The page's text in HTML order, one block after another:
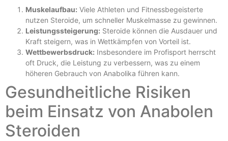
Muskelaufbau: Viele Athleten und Fitnessbegeisterte
nutzen Steroide, um schneller Muskelmasse zu gewinnen.
Leistungssteigerung: Steroide können die Ausdauer und
Kraft steigern, was in Wettkämpfen von Vorteil ist.
Wettbewerbsdruck: Insbesondere im Profisport herrscht
oft Druck, die Leistung zu verbessern, was zu einem
höheren Gebrauch von Anabolika führen kann.
Gesundheitliche Risiken
beim Einsatz von Anabolen
Steroiden